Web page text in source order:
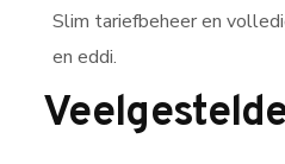
Slim tariefbeheer en
en eddi.